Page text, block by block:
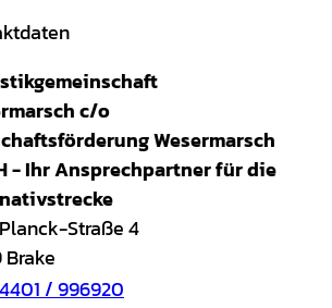
c/o
Wesermarsch
- Ihr Ansprechpartner für die
Straße 4
Brake
/ 996920